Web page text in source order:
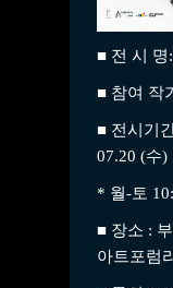
■ 전 시 명
■ 참여 작
■ 전시기
07.20 (수)
* 월-토
■ 장소 :
아트포럼